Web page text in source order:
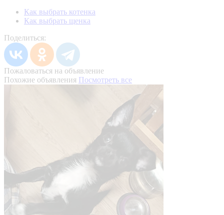
Как выбрать котенка
Как выбрать щенка
Поделиться:
Пожаловаться на объявление
Похожие объявления Посмотреть все